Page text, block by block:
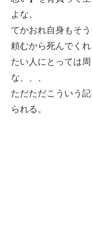
よな。
てかおれ自身もそう
頼むから死んでく
たい人にとっては
な、、、
ただただこういう
られる。